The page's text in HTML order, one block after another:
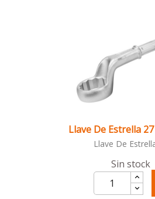
Llave De Estrella
Llave De
Sin stock